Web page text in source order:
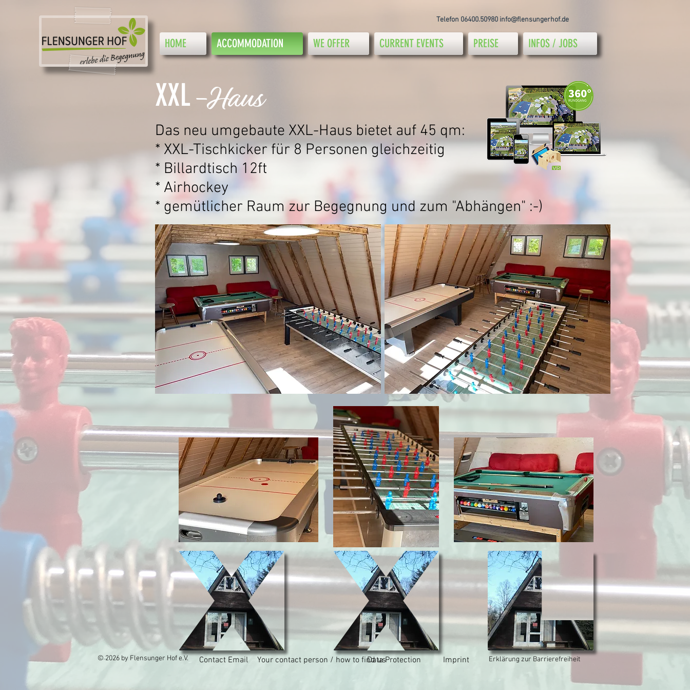
HOME ACCOMMODATION WE OFFER CURRENT EVENTS PREISE INFOS / JOBS
Telefon 06400.50980 info@flensungerhof.de
XXL-Haus
Das neu umgebaute XXL-Haus bietet auf 45 qm:
* XXL-Tischkicker für 8 Personen gleichzeitig
* Billardtisch 12ft
* Airhockey
* gemütlicher Raum zur Begegnung und zum "Abhängen" :-)
© 2026 by Flensunger Hof e.V. Contact Email Your contact person / how to find usData Protection Imprint Erklärung zur Barrierefreiheit